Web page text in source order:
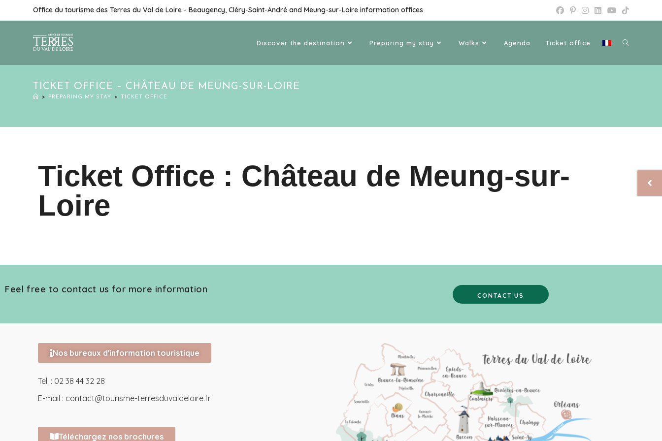
Office du tourisme des Terres du Val de Loire - Beaugency, Cléry-Saint-André and Meung-sur-Loire information offices
Discover the destination Preparing my stay Walks Agenda Ticket office
TICKET OFFICE – CHÂTEAU DE MEUNG-SUR-LOIRE
> PREPARING MY STAY > TICKET OFFICE
Ticket Office : Château de Meung-sur-
Loire
Feel free to contact us for more information
CONTACT US
RESTEZ INFORMÉS
Nos bureaux d'information touristique
Tel. : 02 38 44 32 28
E-mail : contact@tourisme-terresduvaldeloire.fr
Téléchargez nos brochures